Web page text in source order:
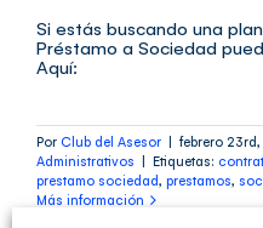
Si estás buscando una
Préstamo a Sociedad
Aquí:
Por Club del Asesor | febrero 23rd,
Administrativos | Etiquetas:
prestamo sociedad, prestamos,
Más información